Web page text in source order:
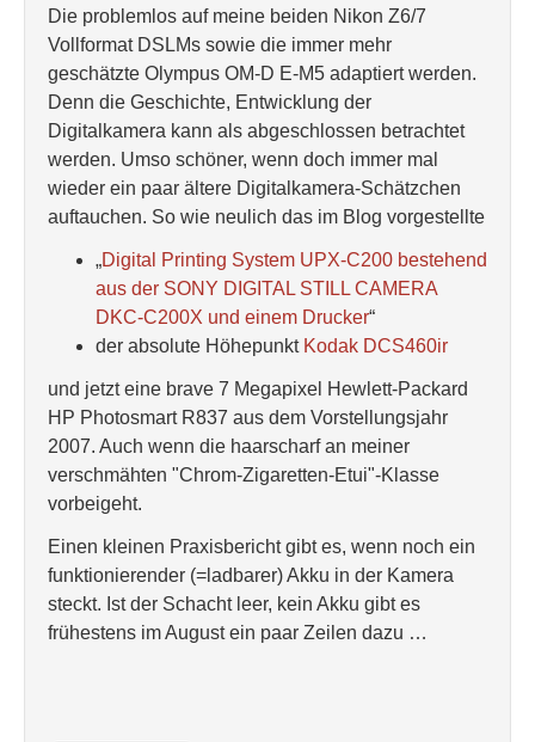
Die problemlos auf meine beiden Nikon Z6/7
Vollformat DSLMs sowie die immer mehr
geschätzte Olympus OM-D E-M5 adaptiert werden.
Denn die Geschichte, Entwicklung der
Digitalkamera kann als abgeschlossen betrachtet
werden. Umso schöner, wenn doch immer mal
wieder ein paar ältere Digitalkamera-Schätzchen
auftauchen. So wie neulich das im Blog vorgestellte
„Digital Printing System UPX-C200 bestehend
aus der SONY DIGITAL STILL CAMERA
DKC-C200X und einem Drucker“
der absolute Höhepunkt Kodak DCS460ir
und jetzt eine brave 7 Megapixel Hewlett-Packard
HP Photosmart R837 aus dem Vorstellungsjahr
2007. Auch wenn die haarscharf an meiner
verschmähten "Chrom-Zigaretten-Etui"-Klasse
vorbeigeht.
Einen kleinen Praxisbericht gibt es, wenn noch ein
funktionierender (=ladbarer) Akku in der Kamera
steckt. Ist der Schacht leer, kein Akku gibt es
frühestens im August ein paar Zeilen dazu …